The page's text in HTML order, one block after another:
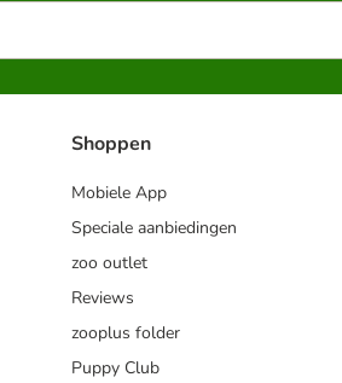
Shoppen
Mobiele App
Speciale aanbiedingen
zoo outlet
Reviews
zooplus folder
Puppy Club